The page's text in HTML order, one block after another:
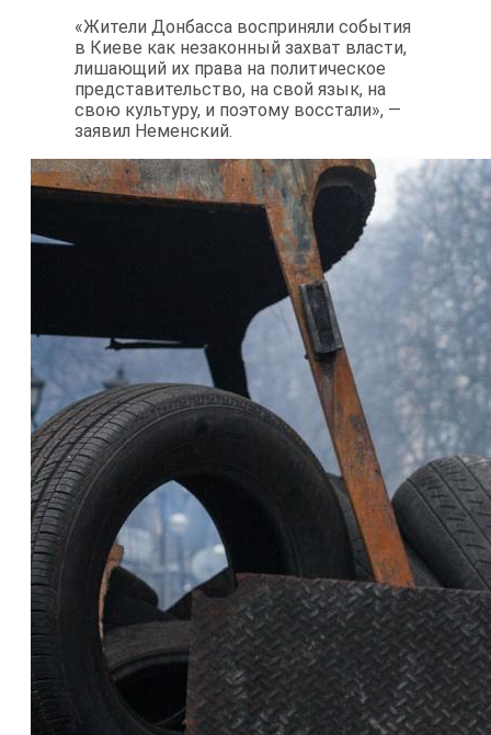
«Жители Донбасса восприняли события
в Киеве как незаконный захват власти,
лишающий их права на политическое
представительство, на свой язык, на
свою культуру, и поэтому восстали», —
заявил Неменский.